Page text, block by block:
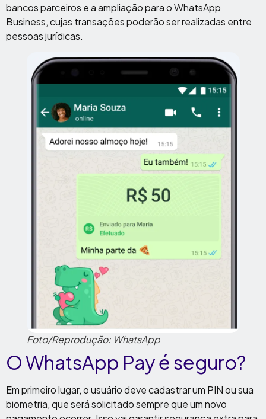
bancos parceiros e a ampliação para o WhatsApp
Business, cujas transações poderão ser realizadas entre
pessoas jurídicas.
Foto/Reprodução: WhatsApp
O WhatsApp Pay é seguro?
Em primeiro lugar, o usuário deve cadastrar um PIN ou sua
biometria, que será solicitado sempre que um novo